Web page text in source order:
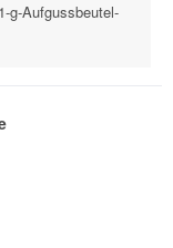
g-Aufgussbeutel-